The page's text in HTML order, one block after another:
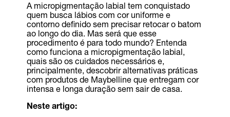
A micropigmentação labial tem conquistado
quem busca lábios com cor uniforme e
contorno definido sem precisar retocar o batom
ao longo do dia. Mas será que esse
procedimento é para todo mundo? Entenda
como funciona a micropigmentação labial,
quais são os cuidados necessários e,
principalmente, descobrir alternativas práticas
com produtos de Maybelline que entregam cor
intensa e longa duração sem sair de casa.
Neste artigo: